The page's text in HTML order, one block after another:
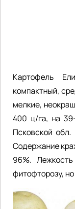
Картофель
компактный,
мелкие,
400 ц/га, на
Псковской
Содержание
96%.
фитофторозу,